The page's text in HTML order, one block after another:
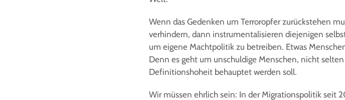
Wenn das Gedenken um Terroropfer zurückstehen
verhindern, dann instrumentalisieren diejenigen
um eigene Machtpolitik zu betreiben. Etwas
Denn es geht um unschuldige Menschen, nicht
Definitionshoheit behauptet werden soll.
Wir müssen ehrlich sein: In der Migrationspolitik seit